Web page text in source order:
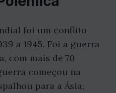
foi um conflito
a 1945. Foi a guerra
com mais de 70
começou na
para a Ásia,